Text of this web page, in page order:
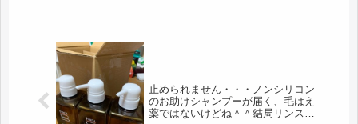
止められません・・・ノンシリコン
のお助けシャンプーが届く、毛はえ
薬ではないけどね＾＾結局リンスも